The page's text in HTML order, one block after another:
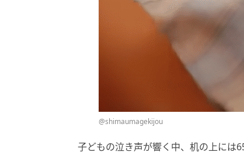
@shimaumagekijou
子どもの泣き声が響く中、机の上には